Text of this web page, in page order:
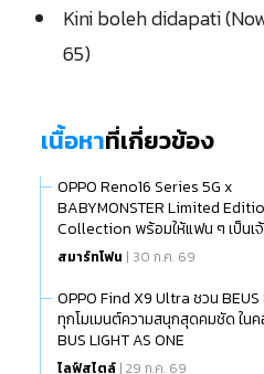
Kini boleh didapati
65)
เนื้อหาที่เกี่ยวข้อง
OPPO Reno16 Series 5G x
BABYMONSTER Limited
Collection พร้อมให้แฟน ๆ เป็นเ
แล้ว
สมาร์ทโฟน | 30 ก.ค. 69
OPPO Find X9 Ultra ชวน BEUS
ทุกโมเมนต์ความสนุกสุดคมชัด ใน
BUS LIGHT AS ONE
ไลฟ์สไตล์ | 29 ก.ค. 69